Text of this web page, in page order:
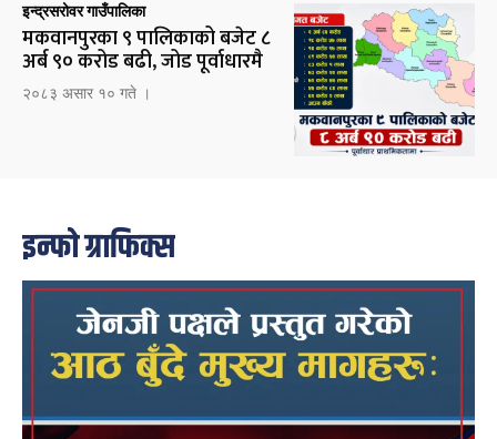
इन्द्रसरोवर गाउँपालिका
मकवानपुरका ९ पालिकाको बजेट ८
अर्ब ९० करोड बढी, जोड पूर्वाधारमै
२०८३ असार १० गते ।
इन्फो ग्राफिक्स